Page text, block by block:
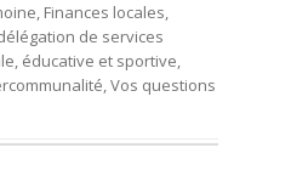
Finances locales,
de services
éducative et sportive,
Vos questions